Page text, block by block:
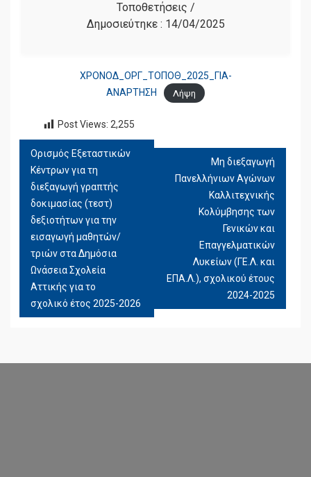
Τοποθετήσεις /
Δημοσιεύτηκε : 14/04/2025
ΧΡΟΝΟΔ_ΟΡΓ_ΤΟΠΟΘ_2025_ΓΙΑ-
ΑΝΑΡΤΗΣΗ
Λήψη
Post Views: 2,255
ΠΛΟΉΓΗΣΗ
ΆΡΘΡΩΝ
Ορισμός Εξεταστικών
Κέντρων για τη
διεξαγωγή γραπτής
δοκιμασίας (τεστ)
δεξιοτήτων για την
εισαγωγή μαθητών/
τριών στα Δημόσια
Ωνάσεια Σχολεία
Αττικής για το
σχολικό έτος 2025-2026
Μη διεξαγωγή
Πανελλήνιων Αγώνων
Καλλιτεχνικής
Κολύμβησης των
Γενικών και
Επαγγελματικών
Λυκείων (ΓΕ.Λ. και
ΕΠΑ.Λ.), σχολικού έτους
2024-2025